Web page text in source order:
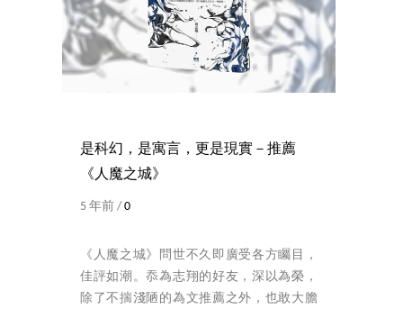
是科幻，是寓言，更是現實－推薦
《人魔之城》
5 年前 /0
《人魔之城》問世不久即廣受各方矚目，
佳評如潮。忝為志翔的好友，深以為榮，
除了不揣淺陋的為文推薦之外，也敢大膽